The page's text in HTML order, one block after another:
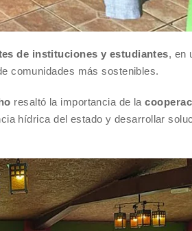
de instituciones y estudiantes, en
comunidades más sostenibles.
resaltó la importancia de la
hídrica del estado y desarrollar